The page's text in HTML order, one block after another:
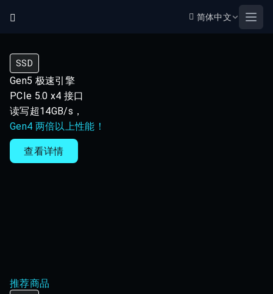
简体中文
SSD
Gen5 极速引擎
PCIe 5.0 x4 接口
读写超14GB/s，
Gen4 两倍以上性能！
查看详情
推荐商品